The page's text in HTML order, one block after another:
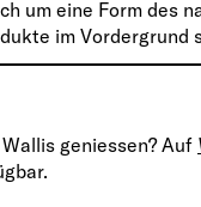
um eine Form des
im Vordergrund
geniessen? Auf